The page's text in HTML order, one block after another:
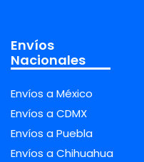
Envíos
Nacionales
Envíos a México
Envíos a CDMX
Envíos a Puebla
Envíos a Chihuahua